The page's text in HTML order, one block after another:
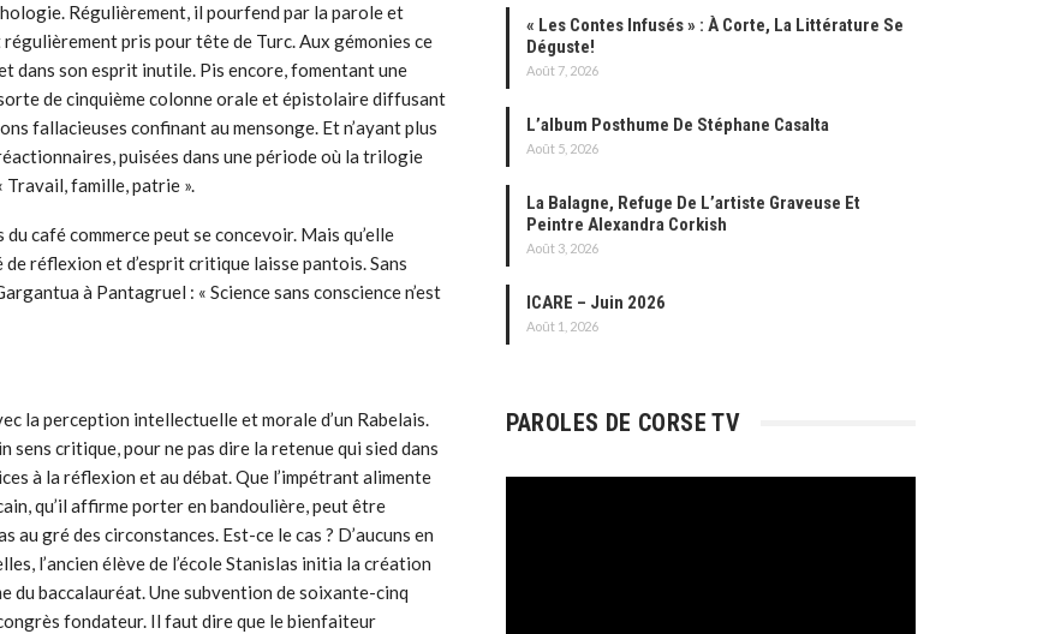
Régulièrement, il pourfend par la parole et
pris pour tête de Turc. Aux gémonies ce
dans son esprit inutile. Pis encore, fomentant une
de cinquième colonne orale et épistolaire diffusant
fallacieuses confinant au mensonge. Et n’ayant plus
puisées dans une période où la trilogie
famille, patrie ».
café commerce peut se concevoir. Mais qu’elle
réflexion et d’esprit critique laisse pantois. Sans
à Pantagruel : « Science sans conscience n’est
la perception intellectuelle et morale d’un Rabelais.
critique, pour ne pas dire la retenue qui sied dans
à la réflexion et au débat. Que l’impétrant alimente
qu’il affirme porter en bandoulière, peut être
gré des circonstances. Est-ce le cas ? D’aucuns en
l’ancien élève de l’école Stanislas initia la création
du baccalauréat. Une subvention de soixante-cinq
fondateur. Il faut dire que le bienfaiteur
« Les Contes Infusés » : À Corte, La Littérature Se
Déguste!
Août 7, 2026
L’album Posthume De Stéphane Casalta
Août 5, 2026
La Balagne, Refuge De L’artiste Graveuse Et
Peintre Alexandra Corkish
Août 3, 2026
ICARE – Juin 2026
Août 1, 2026
PAROLES DE CORSE TV